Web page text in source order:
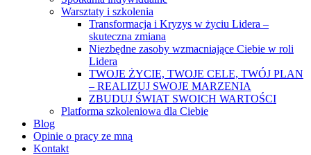
Warsztaty i szkolenia
Transformacja i Kryzys w życiu Lidera –
skuteczna zmiana
Niezbędne zasoby wzmacniające Ciebie w roli
Lidera
TWOJE ŻYCIE, TWOJE CELE, TWÓJ PLAN
– REALIZUJ SWOJE MARZENIA
ZBUDUJ ŚWIAT SWOICH WARTOŚCI
Platforma szkoleniowa dla Ciebie
Blog
Opinie o pracy ze mną
Kontakt